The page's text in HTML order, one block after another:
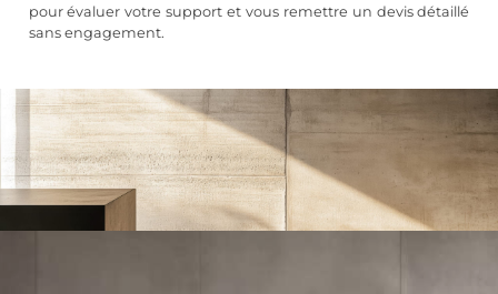
pour évaluer votre support et vous remettre un devis détaillé
sans engagement.